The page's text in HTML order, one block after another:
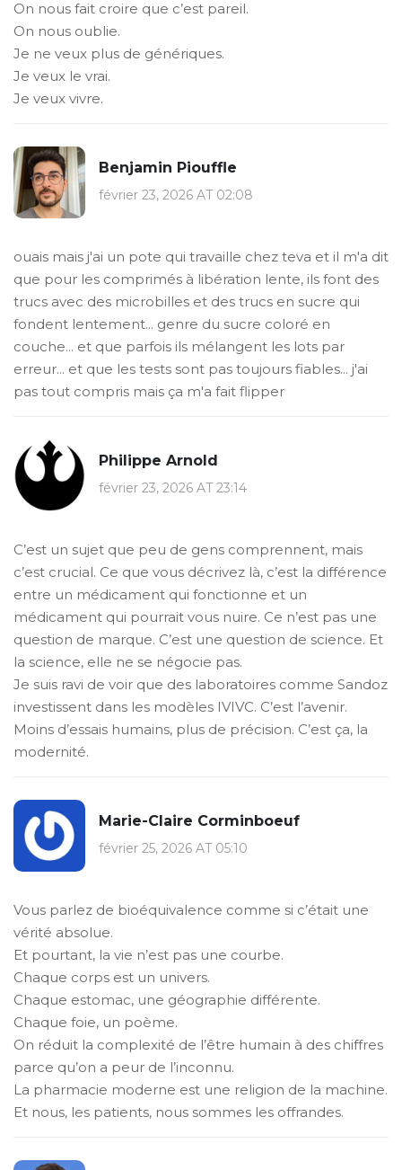
On nous fait croire que c’est pareil.
On nous oublie.
Je ne veux plus de génériques.
Je veux le vrai.
Je veux vivre.
Benjamin Piouffle
février 23, 2026 AT 02:08
ouais mais j'ai un pote qui travaille chez teva et il m'a dit
que pour les comprimés à libération lente, ils font des
trucs avec des microbilles et des trucs en sucre qui
fondent lentement... genre du sucre coloré en
couche... et que parfois ils mélangent les lots par
erreur... et que les tests sont pas toujours fiables... j'ai
pas tout compris mais ça m'a fait flipper
Philippe Arnold
février 23, 2026 AT 23:14
C’est un sujet que peu de gens comprennent, mais
c’est crucial. Ce que vous décrivez là, c’est la différence
entre un médicament qui fonctionne et un
médicament qui pourrait vous nuire. Ce n’est pas une
question de marque. C’est une question de science. Et
la science, elle ne se négocie pas.
Je suis ravi de voir que des laboratoires comme Sandoz
investissent dans les modèles IVIVC. C’est l’avenir.
Moins d’essais humains, plus de précision. C’est ça, la
modernité.
Marie-Claire Corminboeuf
février 25, 2026 AT 05:10
Vous parlez de bioéquivalence comme si c’était une
vérité absolue.
Et pourtant, la vie n’est pas une courbe.
Chaque corps est un univers.
Chaque estomac, une géographie différente.
Chaque foie, un poème.
On réduit la complexité de l’être humain à des chiffres
parce qu’on a peur de l’inconnu.
La pharmacie moderne est une religion de la machine.
Et nous, les patients, nous sommes les offrandes.